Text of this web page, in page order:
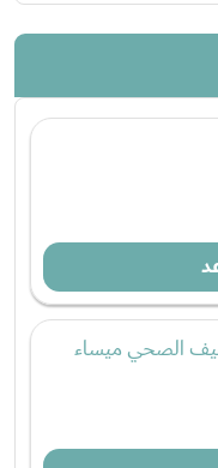
الصحي ميساء